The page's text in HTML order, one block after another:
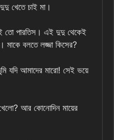
খেতে চাই মা।
তো পারতিস। এই দুদু থেকেই
মাকে বলতে লজ্জা কিসের?
যদি আমাদের মারো! সেই ভয়ে
আর কোনোদিন মায়ের